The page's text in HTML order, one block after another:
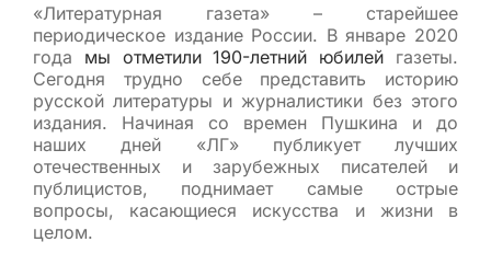
«Литературная газета» – старейшее
периодическое издание России. В январе 2020
года мы отметили 190-летний юбилей газеты.
Сегодня трудно себе представить историю
русской литературы и журналистики без этого
издания. Начиная со времен Пушкина и до
наших дней «ЛГ» публикует лучших
отечественных и зарубежных писателей и
публицистов, поднимает самые острые
вопросы, касающиеся искусства и жизни в
целом.